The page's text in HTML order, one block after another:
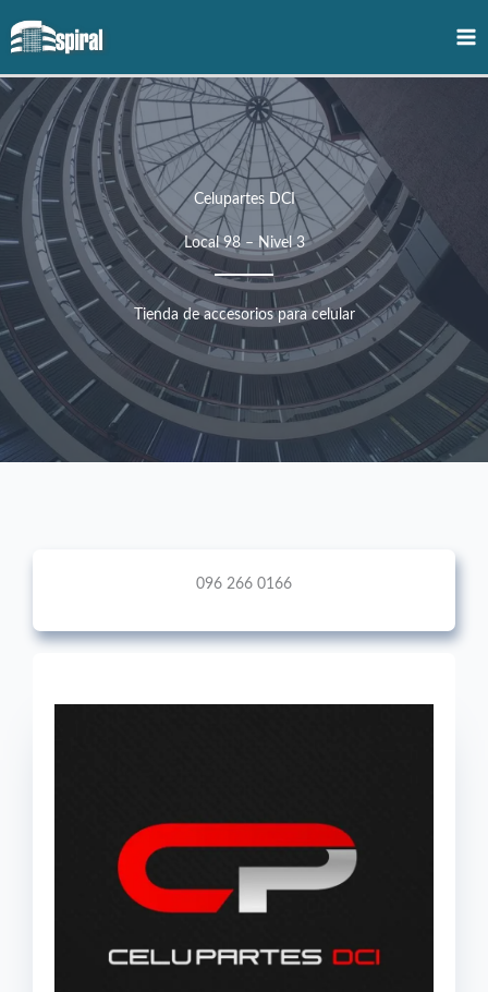
Celupartes DCI
Local 98 – Nivel 3
Tienda de accesorios para celular
096 266 0166